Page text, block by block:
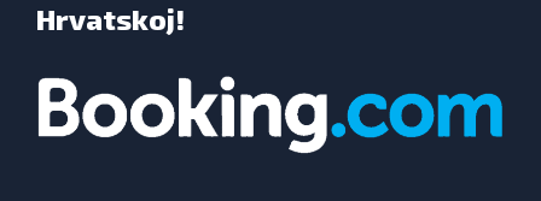
Hrvatskoj!